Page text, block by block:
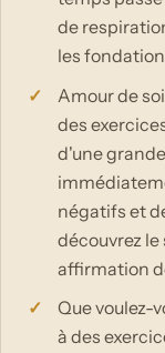
de
les
Amour de
des
d'une
négatifs et
découvrez
affirmation
Que voulez-
à des